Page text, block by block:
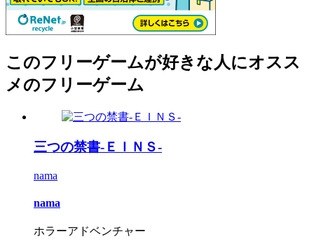
このフリーゲームが好きな人にオスス
メのフリーゲーム
三つの禁書-ＥＩＮＳ-
nama
nama
ホラーアドベンチャー